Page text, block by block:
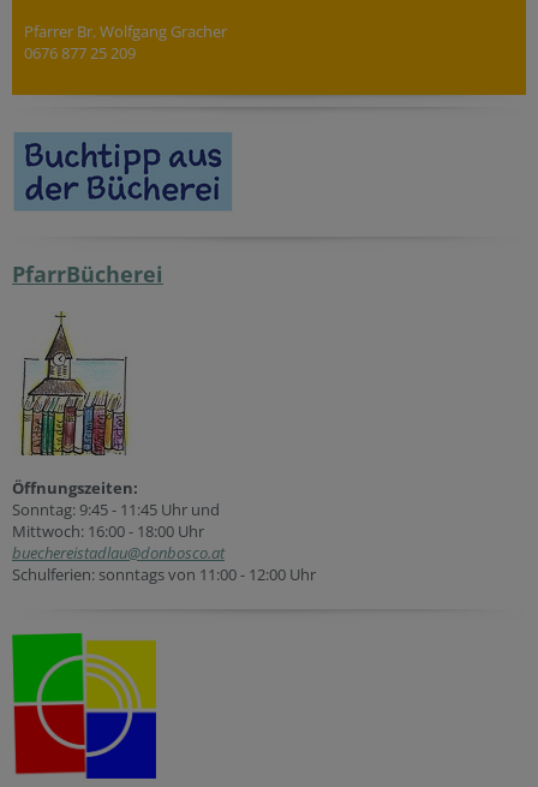
Pfarrer Br. Wolfgang Gracher
0676 877 25 209
PfarrBücherei
Öffnungszeiten:
Sonntag: 9:45 - 11:45 Uhr und
Mittwoch: 16:00 - 18:00 Uhr
buechereistadlau@donbosco.at
Schulferien: sonntags von 11:00 - 12:00 Uhr